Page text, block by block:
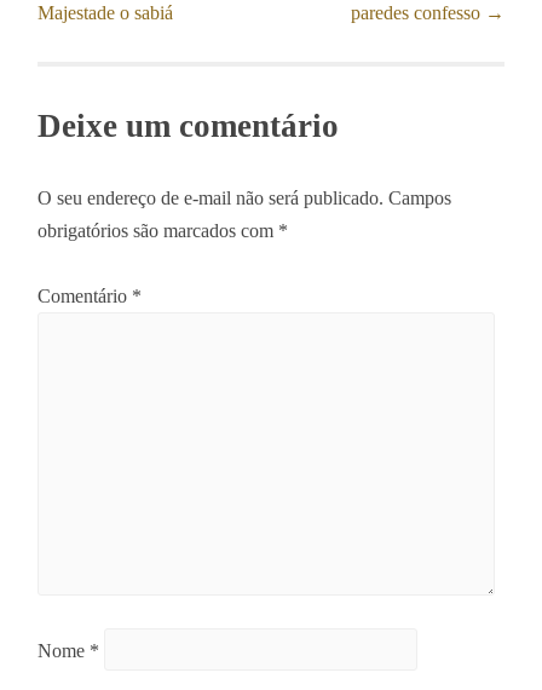
navigation
Majestade o sabiá
paredes confesso →
Deixe um comentário
O seu endereço de e-mail não será publicado. Campos
obrigatórios são marcados com *
Comentário *
Nome *